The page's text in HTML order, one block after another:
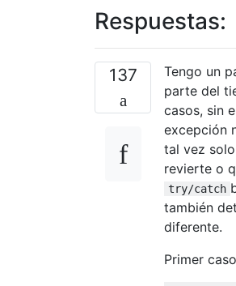
Respuestas:
137 Tengo un
parte del
casos, sin
excepción
tal vez
revierte o
try/catch
también
diferente.
Primer